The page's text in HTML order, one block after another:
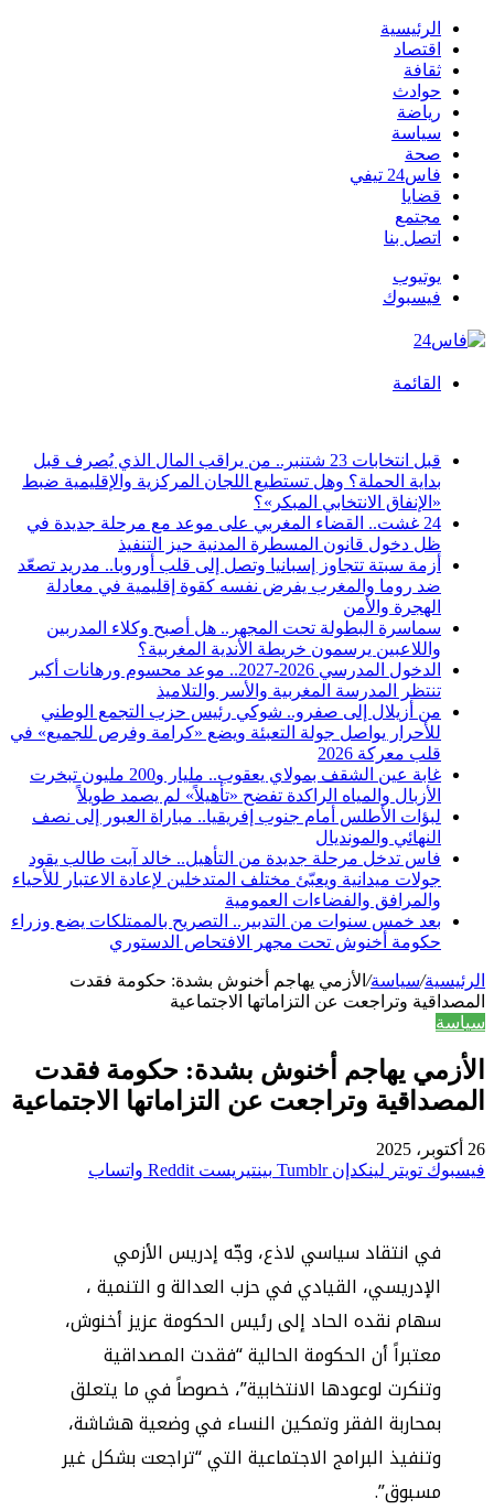
الرئيسية
اقتصاد
ثقافة
حوادث
رياضة
سياسة
صحة
فاس24 تيفي
قضايا
مجتمع
اتصل بنا
يوتيوب
فيسبوك
القائمة
قبل انتخابات 23 شتنبر.. من يراقب المال الذي يُصرف قبل
بداية الحملة؟ وهل تستطيع اللجان المركزية والإقليمية ضبط
«الإنفاق الانتخابي المبكر»؟
24 غشت.. القضاء المغربي على موعد مع مرحلة جديدة في
ظل دخول قانون المسطرة المدنية حيز التنفيذ
أزمة سبتة تتجاوز إسبانيا وتصل إلى قلب أوروبا.. مدريد تصعّد
ضد روما والمغرب يفرض نفسه كقوة إقليمية في معادلة
الهجرة والأمن
سماسرة البطولة تحت المجهر.. هل أصبح وكلاء المدربين
واللاعبين يرسمون خريطة الأندية المغربية؟
الدخول المدرسي 2026-2027.. موعد محسوم ورهانات أكبر
تنتظر المدرسة المغربية والأسر والتلاميذ
من أزيلال إلى صفرو.. شوكي رئيس حزب التجمع الوطني
للأحرار يواصل جولة التعبئة ويضع «كرامة وفرص للجميع» في
قلب معركة 2026
غابة عين الشقف بمولاي يعقوب.. مليار و200 مليون تبخرت
الأزبال والمياه الراكدة تفضح «تأهيلاً» لم يصمد طويلاً
لبؤات الأطلس أمام جنوب إفريقيا.. مباراة العبور إلى نصف
النهائي والمونديال
فاس تدخل مرحلة جديدة من التأهيل.. خالد آيت طالب يقود
جولات ميدانية ويعبّئ مختلف المتدخلين لإعادة الاعتبار للأحياء
والمرافق والفضاءات العمومية
بعد خمس سنوات من التدبير.. التصريح بالممتلكات يضع وزراء
حكومة أخنوش تحت مجهر الافتحاص الدستوري
الرئيسية/سياسة/ الأزمي يهاجم أخنوش بشدة: حكومة فقدت
المصداقية وتراجعت عن التزاماتها الاجتماعية
سياسة
الأزمي يهاجم أخنوش بشدة: حكومة فقدت
المصداقية وتراجعت عن التزاماتها الاجتماعية
26 أكتوبر، 2025
فيسبوك تويتر لينكدإن بينتيريست واتساب
في انتقاد سياسي لاذع، وجّه إدريس الأزمي
الإدريسي، القيادي في حزب العدالة و التنمية ،
سهام نقده الحاد إلى رئيس الحكومة عزيز أخنوش،
معتبراً أن الحكومة الحالية “فقدت المصداقية
وتنكرت لوعودها الانتخابية”، خصوصاً في ما يتعلق
بمحاربة الفقر وتمكين النساء في وضعية هشاشة،
وتنفيذ البرامج الاجتماعية التي “تراجعت بشكل غير
مسبوق”.